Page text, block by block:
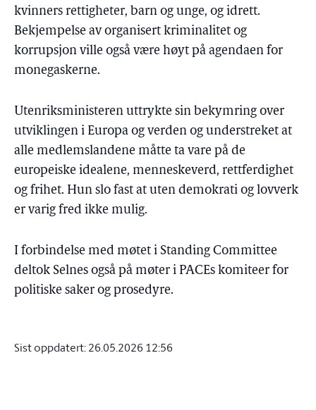
kvinners rettigheter, barn og unge, og idrett.
Bekjempelse av organisert kriminalitet og
korrupsjon ville også være høyt på agendaen for
monegaskerne.
Utenriksministeren uttrykte sin bekymring over
utviklingen i Europa og verden og understreket at
alle medlemslandene måtte ta vare på de
europeiske idealene, menneskeverd, rettferdighet
og frihet. Hun slo fast at uten demokrati og lovverk
er varig fred ikke mulig.
I forbindelse med møtet i Standing Committee
deltok Selnes også på møter i PACEs komiteer for
politiske saker og prosedyre.
Sist oppdatert:26.05.2026 12:56